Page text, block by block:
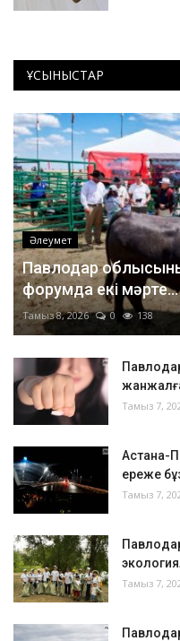
ҰСЫНЫСТАР
Әлеумет
Павлодар
форумда екі мәрте...
Тамыз 8, 2026 0 138
Тамыз 7,
Астана-
ереже
Тамыз 7,
Тамыз 7,